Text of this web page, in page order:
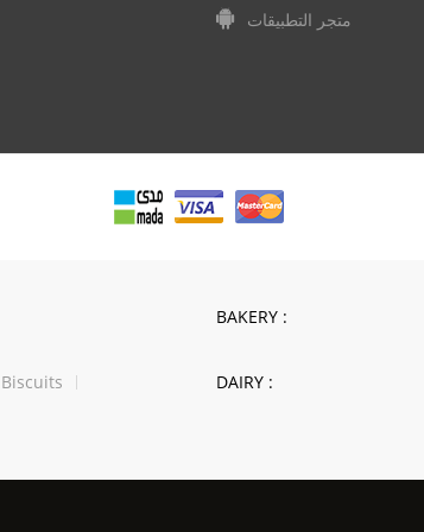
متجر التطبيقات
BAKERY :
Biscuits
DAIRY :